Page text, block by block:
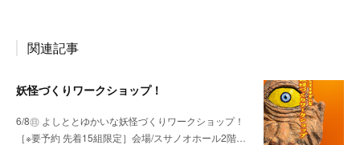
関連記事
妖怪づくりワークショップ！
6/8㊐ よしととゆかいな妖怪づくりワークショップ！
［※要予約 先着15組限定］会場/スサノオホール2階…